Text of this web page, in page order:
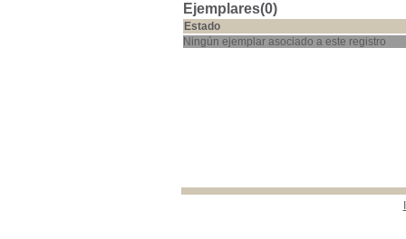
Ejemplares(0)
Estado
Ningún ejemplar asociado a este registro